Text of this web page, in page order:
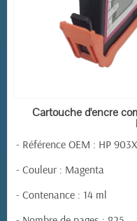
Cartouche d'encre
- Référence OEM : HP
- Couleur : Magenta
- Contenance : 14 ml